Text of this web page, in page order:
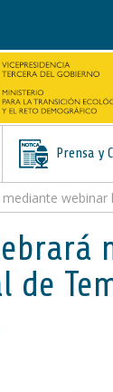
Prensa y
mediante
de